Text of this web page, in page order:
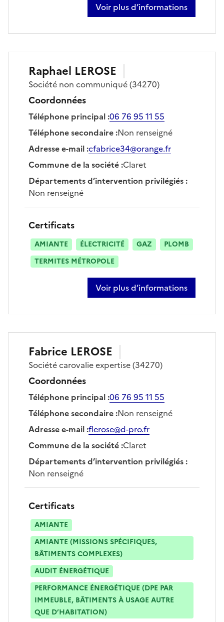
Voir plus d’informations
sur gabriel carrillo
Raphael LEROSE
Société non communiqué(34270)
Coordonnées
Téléphone principal:06 76 95 11 55
Téléphone secondaire:Non renseigné
Adresse e-mail:cfabrice34@orange.fr
Commune de la société:Claret
Départements d’intervention privilégiés:
Non renseigné
Certificats
AMIANTE ÉLECTRICITÉ GAZ
PLOMB
TERMITES MÉTROPOLE
Voir plus d’informations
sur raphael lerose
Fabrice LEROSE
Sociétécarovalie expertise(34270)
Coordonnées
Téléphone principal:06 76 95 11 55
Téléphone secondaire:Non renseigné
Adresse e-mail:flerose@d-pro.fr
Commune de la société:Claret
Départements d’intervention privilégiés:
Non renseigné
Certificats
AMIANTE
AMIANTE (MISSIONS SPÉCIFIQUES,
BÂTIMENTS COMPLEXES)
AUDIT ÉNERGÉTIQUE
PERFORMANCE ÉNERGÉTIQUE (DPE PAR
IMMEUBLE, BÂTIMENTS À USAGE AUTRE
QUE D’HABITATION)